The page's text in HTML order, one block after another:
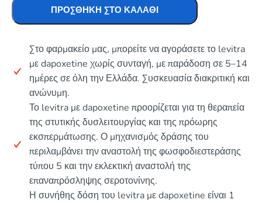
ΠΡΟΣΘΉΚΗ ΣΤΟ ΚΑΛΆΘΙ
Στο φαρμακείο μας, μπορείτε να αγοράσετε το levitra
με dapoxetine χωρίς συνταγή, με παράδοση σε 5–14
ημέρες σε όλη την Ελλάδα. Συσκευασία διακριτική και
ανώνυμη.
Το levitra με dapoxetine προορίζεται για τη θεραπεία
της στυτικής δυσλειτουργίας και της πρόωρης
εκσπερμάτωσης. Ο μηχανισμός δράσης του
περιλαμβάνει την αναστολή της φωσφοδιεστεράσης
τύπου 5 και την εκλεκτική αναστολή της
επαναπρόσληψης σεροτονίνης.
Η συνήθης δόση του levitra με dapoxetine είναι 1